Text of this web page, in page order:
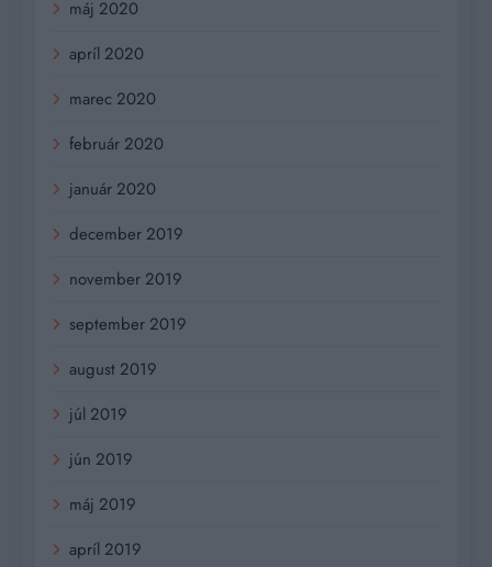
máj 2020
apríl 2020
marec 2020
február 2020
január 2020
december 2019
november 2019
september 2019
august 2019
júl 2019
jún 2019
máj 2019
apríl 2019